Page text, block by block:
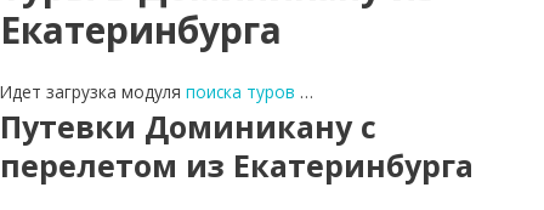
Екатеринбурга
Идет загрузка модуля поиска туров …
Путевки Доминикану с
перелетом из Екатеринбурга